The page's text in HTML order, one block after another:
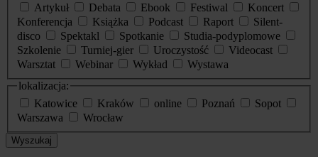
Artykuł
Debata Ebook Festiwal
Koncert
Konferencja
Książka Podcast Raport
Silent-
disco
Spektakl Spotkanie
Studia-podyplomowe
Szkolenie
Turniej-gier Uroczystość
Videocast
Warsztat
Webinar Wykład
Wystawa
lokalizacja:
Katowice
Kraków online Poznań
Sopot
Warszawa
Wrocław
Wyszukaj